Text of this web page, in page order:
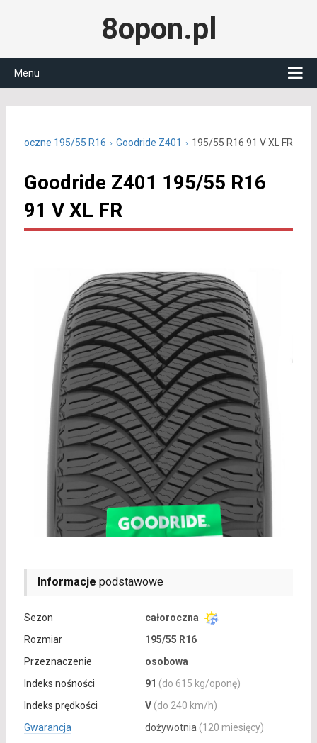
8opon.pl
Menu
195/55 R16 Goodride Z401 195/55 R16 91 V XL FR
Goodride Z401 195/55 R16
91 V XL FR
Informacje podstawowe
Sezon
całoroczna
Rozmiar
195/55 R16
Przeznaczenie
osobowa
Indeks nośności
91 (do 615 kg/oponę)
Indeks prędkości
V (do 240 km/h)
Gwarancja
dożywotnia (120 miesięcy)